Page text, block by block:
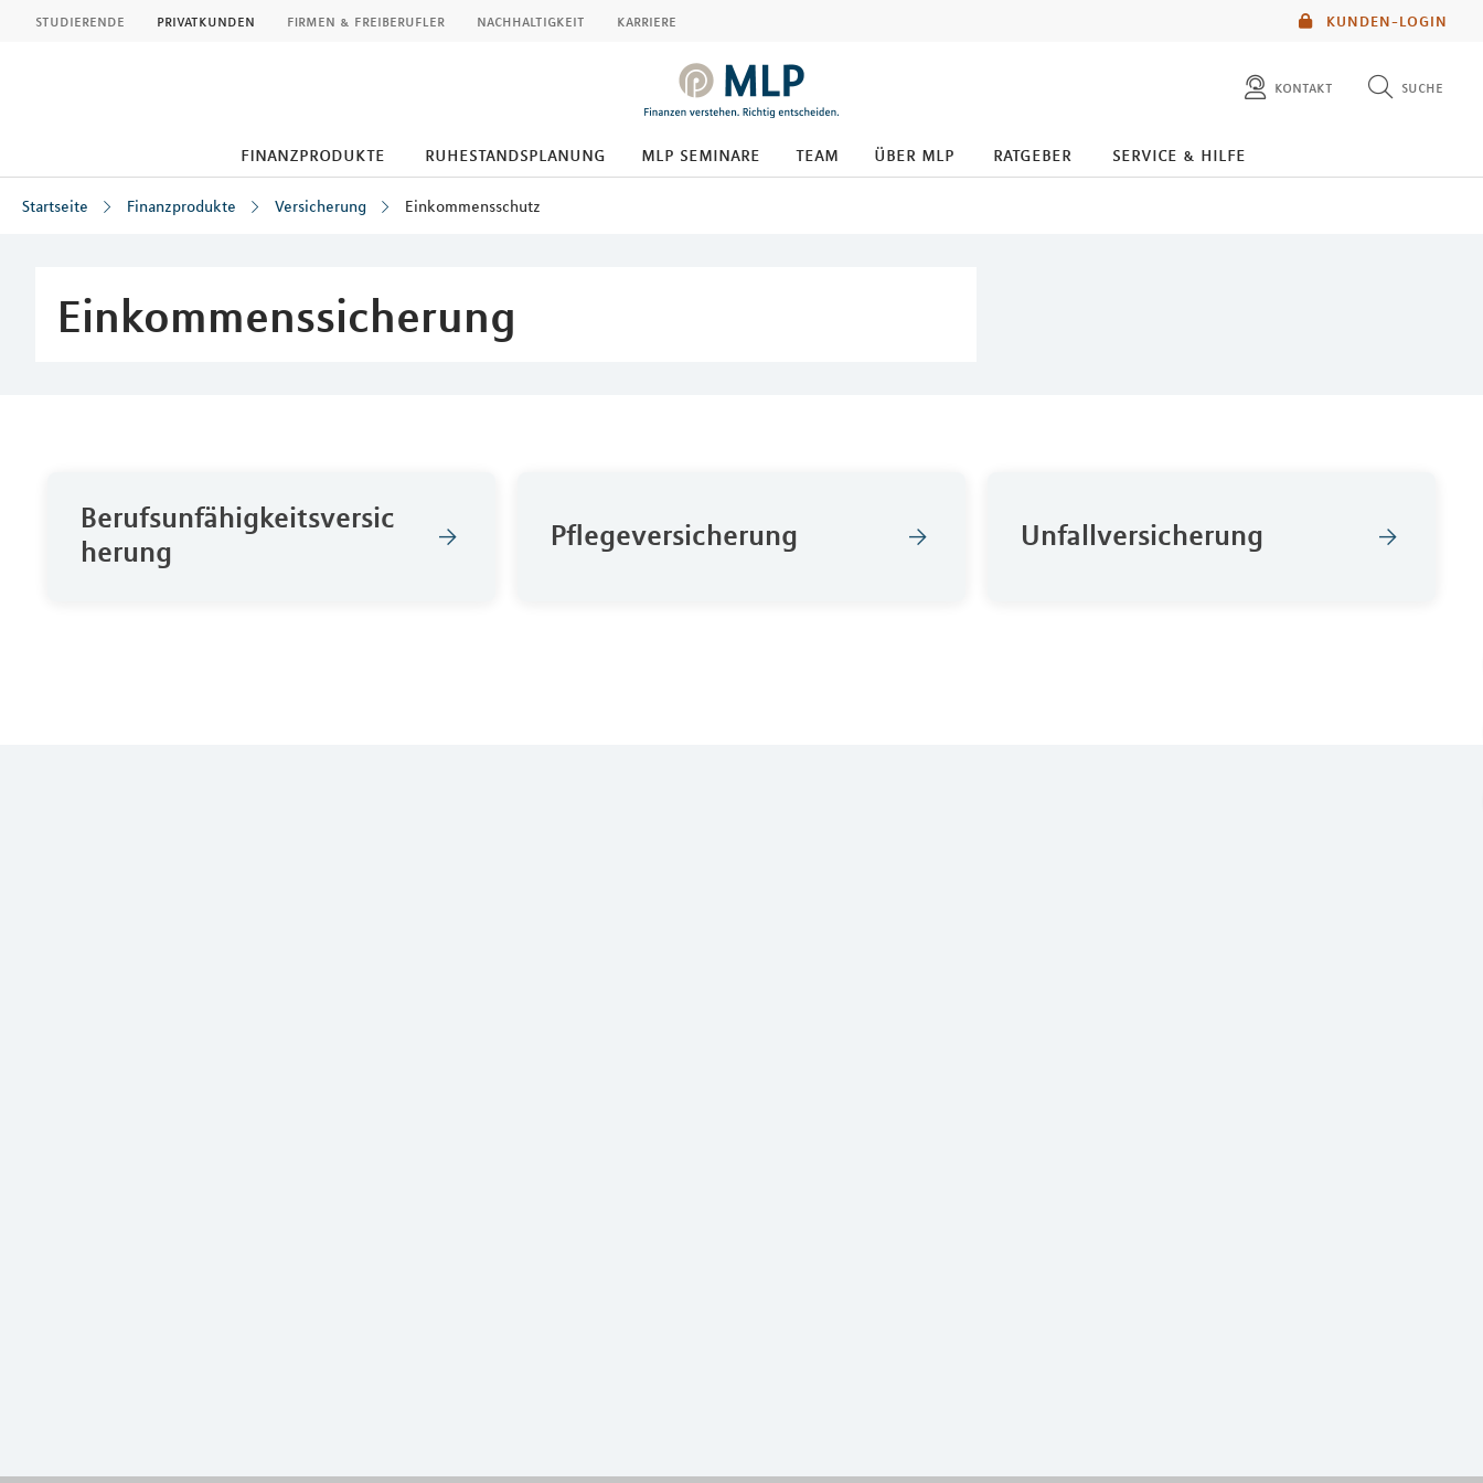
KUNDEN-LOGIN
studierende privatkunden firmen & freiberufler nachhaltigkeit karriere
kontakt suche
diese website durchsuchen
finanzprodukte ruhestandsplanung mlp seminare team über mlp ratgeber service & hilfe
Startseite Finanzprodukte Versicherung Einkommensschutz
Einkommenssicherung
Berufsunfähigkeitsversic
herung
Pflegeversicherung Unfallversicherung